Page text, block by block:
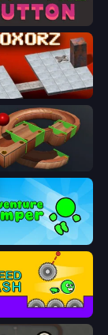
Hit the Button
Run
Jumper